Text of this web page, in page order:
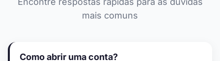
mais comuns
Como abrir uma conta?